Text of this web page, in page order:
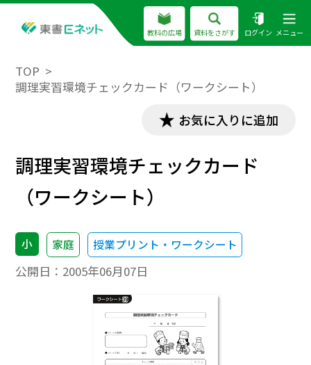
教科の広場 資料をさがす ログイン メニュー
TOP
調理実習環境チェックカード（ワークシート）
お気に入りに追加
調理実習環境チェックカード
（ワークシート）
小 家庭 授業プリント・ワークシート
公開日： 2005年06月07日